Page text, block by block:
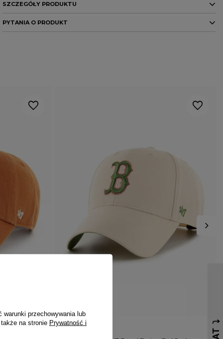
SZCZEGÓŁY PRODUKTU
Marka 47 Brand
wymaganych przepisami
PYTANIA O PRODUKT
pytania i odpowiedzi publikując
dla innych.
PROMOCJA
warunki przechowywania lub
na stronie Prywatność i